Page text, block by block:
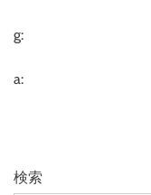
g:
a:
検索